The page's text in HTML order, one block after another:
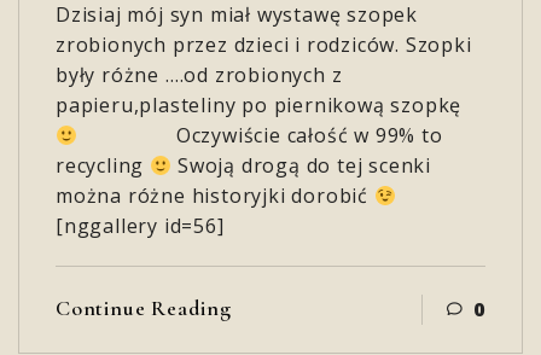
Dzisiaj mój syn miał wystawę szopek
zrobionych przez dzieci i rodziców. Szopki
były różne ….od zrobionych z
papieru,plasteliny po piernikową szopkę
Oczywiście całość w 99% to
recycling
Swoją drogą do tej scenki
można różne historyjki dorobić
[nggallery id=56]
Continue Reading 0